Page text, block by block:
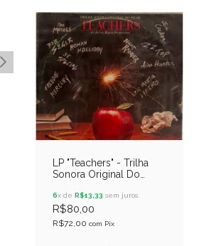
LP "Teachers" - Trilha
Sonora Original Do
6x de R$13,33 sem juros
R$80,00
R$72,00 com Pix